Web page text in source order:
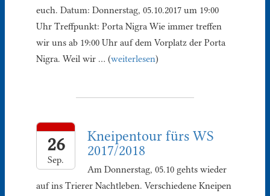
euch. Datum: Donnerstag, 05.10.2017 um 19:00
Uhr Treffpunkt: Porta Nigra Wie immer treffen
wir uns ab 19:00 Uhr auf dem Vorplatz der Porta
Nigra. Weil wir … (weiterlesen)
26
Sep.
Kneipentour fürs WS
2017/2018
Am Donnerstag, 05.10 gehts wieder
auf ins Trierer Nachtleben. Verschiedene Kneipen